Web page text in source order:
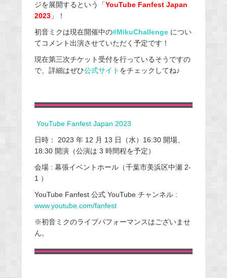
ジを展開するという「YouTube Fanfest Japan
2023」！
初音ミクは現在開催中の#MikuChallengeについ
てコメント出演させていただく予定です！
現在第三次チケット受付を行っているそうですの
で、詳細はぜひ公式サイト をチェックしてね♪
YouTube Fanfest Japan 2023
日時： 2023 年 12 月 13 日（水）16:30 開場、
18:30 開演（公演は 3 時間程を予定）
会場 : 幕張イベントホール（千葉市美浜区中瀬 2-
1 ）
YouTube Fanfest 公式 YouTube チャンネル :
www.youtube.com/fanfest
※初音ミクのライブパフォーマンスはございませ
ん。